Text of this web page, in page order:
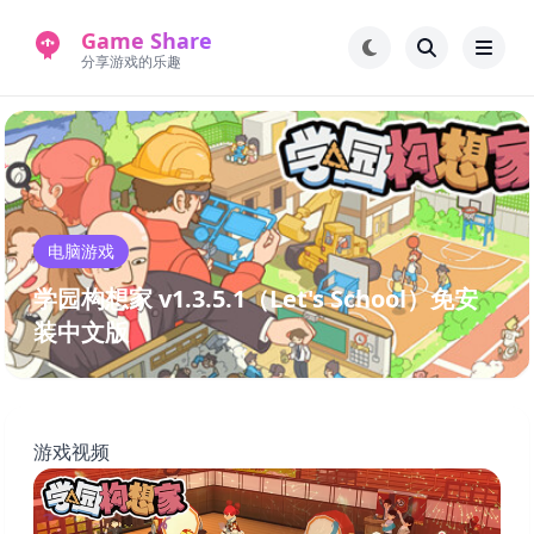
Game Share
分享游戏的乐趣
首页 电脑游戏
手机游戏 常见问题解答
新版游戏站 永久地址
电脑游戏
学园构想家 v1.3.5.1（Let's School）免安
装中文版
游戏视频